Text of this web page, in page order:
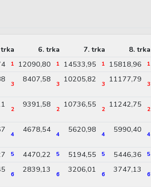
6. trka 7. trka 8. trka
1 12090,80 1 14533,95 1 15818,96 1
3
8407,58
3
10205,82
3
11177,79
3
2
9391,58
2
10736,55
2
11242,75
2
4
4678,54
4
5620,98
4
5990,40
4
5 4470,22 5 5194,55 5 5446,36 5
6
2839,13
6
3206,01
6
3747,13
6